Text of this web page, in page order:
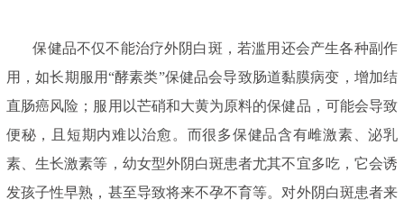
保健品不仅不能治疗外阴白斑，若滥用还会产生各种副作
用，如长期服用“酵素类”保健品会导致肠道黏膜病变，增加结
直肠癌风险；服用以芒硝和大黄为原料的保健品，可能会导致
便秘，且短期内难以治愈。而很多保健品含有雌激素、泌乳
素、生长激素等，幼女型外阴白斑患者尤其不宜多吃，它会诱
发孩子性早熟，甚至导致将来不孕不育等。对外阴白斑患者来